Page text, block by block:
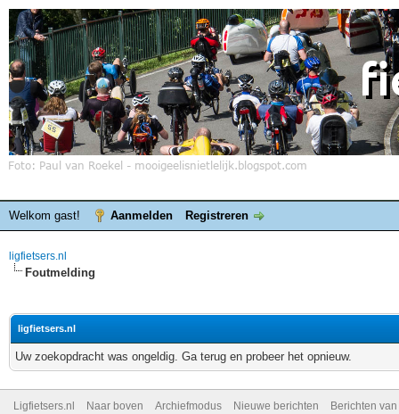
Welkom gast! Aanmelden Registreren
ligfietsers.nl
Foutmelding
ligfietsers.nl
Uw zoekopdracht was ongeldig. Ga terug en probeer het opnieuw.
Ligfietsers.nl Naar boven Archiefmodus Nieuwe berichten Berichten